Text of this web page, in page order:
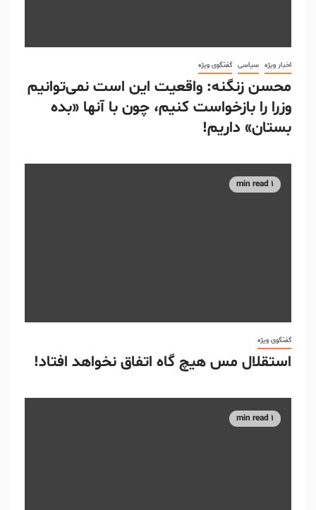
اخبار ویژه سیاسی گفتگوی ویژه
محسن زنگنه: واقعیت این است نمی‌توانیم
وزرا را بازخواست کنیم، چون با آنها «بده
بستان» داریم!
1 min read
گفتگوی ویژه
استقلال مس هیچ گاه اتفاق نخواهد افتاد!
1 min read